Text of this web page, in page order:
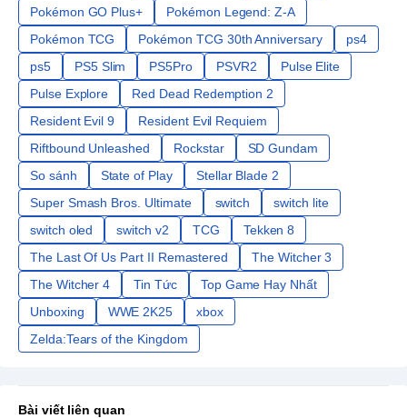
Pokémon GO Plus+
Pokémon Legend: Z-A
Pokémon TCG
Pokémon TCG 30th Anniversary
ps4
ps5
PS5 Slim PS5Pro PSVR2
Pulse Elite
Pulse Explore
Red Dead Redemption 2
Resident Evil 9
Resident Evil Requiem
Riftbound Unleashed
Rockstar
SD Gundam
So sánh
State of Play
Stellar Blade 2
Super Smash Bros. Ultimate
switch
switch lite
switch oled
switch v2 TCG
Tekken 8
The Last Of Us Part II Remastered
The Witcher 3
The Witcher 4
Tin Tức
Top Game Hay Nhất
Unboxing
WWE 2K25
xbox
Zelda:Tears of the Kingdom
Bài viết liên quan